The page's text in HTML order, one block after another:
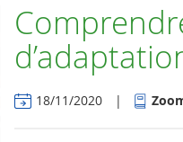
18/11/2020 |